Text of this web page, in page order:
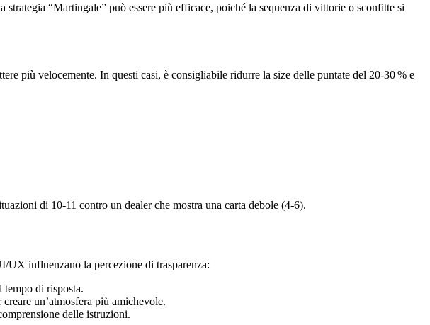
“Martingale” può essere più efficace, poiché la sequenza di vittorie o sconfitte si
più velocemente. In questi casi, è consigliabile ridurre la size delle puntate del 20‑30 % e
di 10‑11 contro un dealer che mostra una carta debole (4‑6).
UX influenzano la percezione di trasparenza:
tempo di risposta.
un’atmosfera più amichevole.
delle istruzioni.